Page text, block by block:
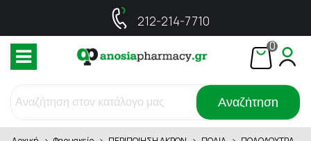
212-214-7710
0
Αναζήτηση